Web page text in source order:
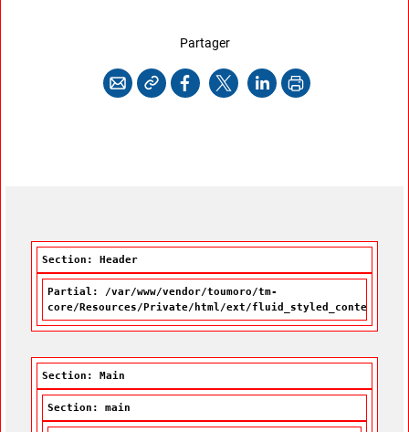
Partagercette page
CourrielCopier l'adresse
Facebook
X LinkedInImprimer
Section: Header
Partial: /var/www/vendor/toumoro/tm-
core/Resources/Private/html/ext/fluid_styled_content/
Section: Main
Section: main